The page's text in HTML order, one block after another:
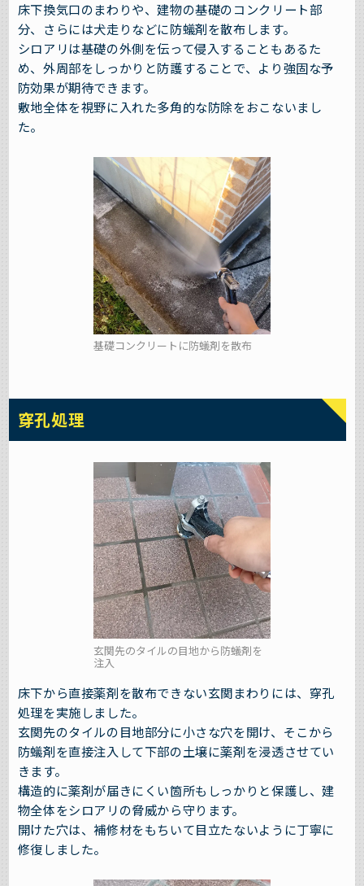
床下換気口のまわりや、建物の基礎のコンクリート部
分、さらには犬走りなどに防蟻剤を散布します。
シロアリは基礎の外側を伝って侵入することもあるた
め、外周部をしっかりと防護することで、より強固な予
防効果が期待できます。
敷地全体を視野に入れた多角的な防除をおこないまし
た。
基礎コンクリートに防蟻剤を散布
穿孔処理
玄関先のタイルの目地から防蟻剤を
注入
床下から直接薬剤を散布できない玄関まわりには、穿孔
処理を実施しました。
玄関先のタイルの目地部分に小さな穴を開け、そこから
防蟻剤を直接注入して下部の土壌に薬剤を浸透させてい
きます。
構造的に薬剤が届きにくい箇所もしっかりと保護し、建
物全体をシロアリの脅威から守ります。
開けた穴は、補修材をもちいて目立たないように丁寧に
修復しました。